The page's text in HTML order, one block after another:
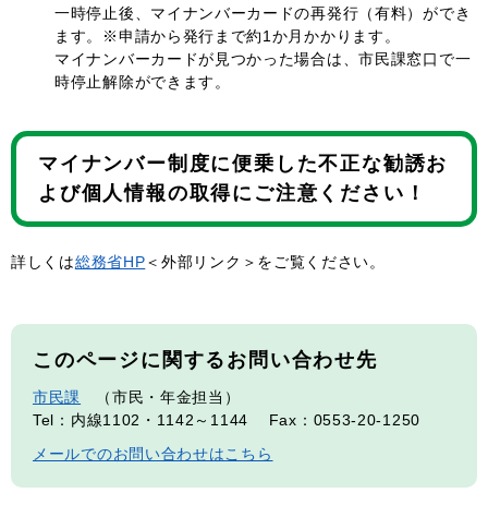
一時停止後、マイナンバーカードの再発行（有料）ができ
ます。※申請から発行まで約1か月かかります。
マイナンバーカードが見つかった場合は、市民課窓口で一
時停止解除ができます。
マイナンバー制度に便乗した不正な勧誘お
よび個人情報の取得にご注意ください！
詳しくは総務省HP＜外部リンク＞ をご覧ください。
このページに関するお問い合わせ先
市民課
市民・年金担当
Tel：内線1102・1142～1144
Fax：0553-20-1250
メールでのお問い合わせはこちら